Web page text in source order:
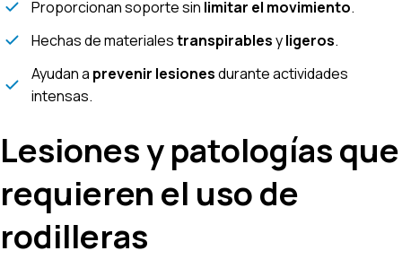
Proporcionan soporte sin limitar el movimiento.
Hechas de materialestranspirablesyligeros.
Ayudan a prevenir lesionesdurante actividades
intensas.
Lesiones y patologías que
requieren el uso de
rodilleras